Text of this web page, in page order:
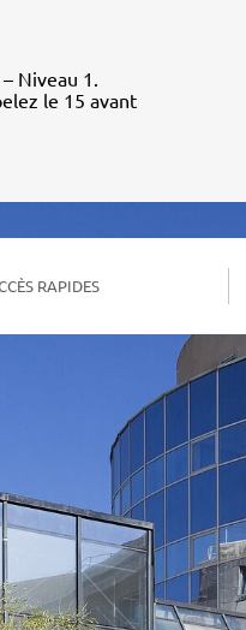
Niveau 1.
le 15 avant
RAPIDES